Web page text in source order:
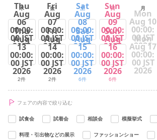
木 金 土 日 月
Thu
Aug
06
00:00:
00 JST
2026
2件
Fri
Aug
07
00:00:
00 JST
2026
2件
Sat
Aug
08
00:00:
00 JST
2026
6件
Sun
Aug
09
00:00:
00 JST
2026
6件
Mon
Aug 10
00:00:
00 JST
2026
Thu
Aug
13
00:00:
00 JST
2026
2件
Fri
Aug
14
00:00:
00 JST
2026
2件
Sat
Aug
15
00:00:
00 JST
2026
6件
Sun
Aug
16
00:00:
00 JST
2026
6件
Mon
Aug 17
00:00:
00 JST
2026
フェアの内容で絞り込む
試食会 試着会 相談会 模擬挙式
料理・引出物などの展示 ファッションショー